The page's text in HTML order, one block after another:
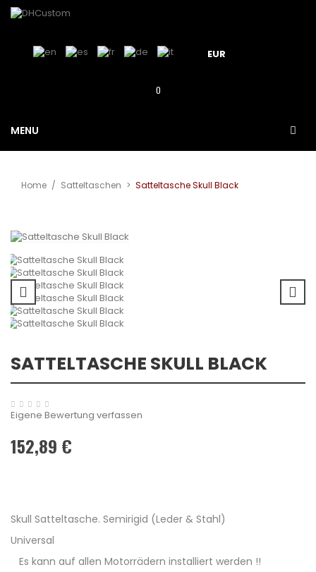
EUR
0
MENU
Home / Satteltaschen > Satteltasche Skull Black
SATTELTASCHE SKULL BLACK
Eigene Bewertung verfassen
152,89 €
Skull Satteltasche. Semirigid (Leder & Stahl)
Universal
Es kann auf allen Motorrädern installiert werden !!